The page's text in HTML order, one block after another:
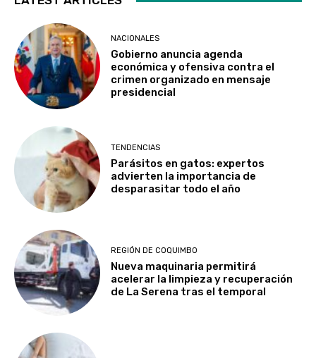
NACIONALES
Gobierno anuncia agenda
económica y ofensiva contra el
crimen organizado en mensaje
presidencial
TENDENCIAS
Parásitos en gatos: expertos
advierten la importancia de
desparasitar todo el año
REGIÓN DE COQUIMBO
Nueva maquinaria permitirá
acelerar la limpieza y recuperación
de La Serena tras el temporal